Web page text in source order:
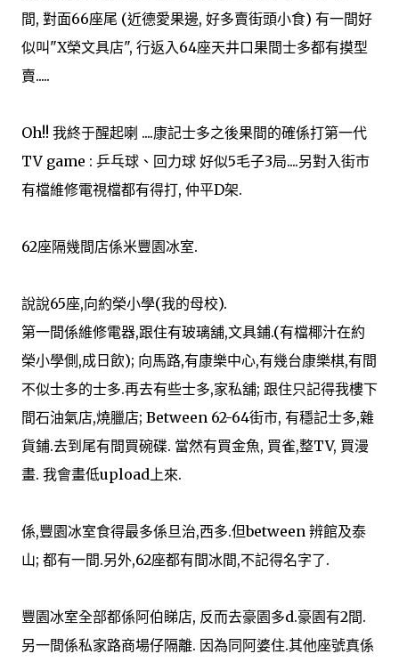
間, 對面66座尾 (近德愛果邊, 好多賣街頭小食) 有一間好
似叫"X榮文具店", 行返入64座天井口果間士多都有摸型
賣.....
Oh!! 我終于醒起喇 ....康記士多之後果間的確係打第一代
TV game : 乒乓球、回力球 好似5毛子3局....另對入街市
有檔維修電視檔都有得打, 仲平D架.
62座隔幾間店係米豐園冰室.
說說65座,向約榮小學(我的母校).
第一間係維修電器,跟住有玻璃舖,文具鋪.(有檔椰汁在約
榮小學側,成日飲); 向馬路,有康樂中心,有幾台康樂棋,有間
不似士多的士多.再去有些士多,家私舖; 跟住只記得我樓下
間石油氣店,燒臘店; Between 62-64街市, 有穩記士多,雜
貨鋪.去到尾有間買碗碟. 當然有買金魚, 買雀,整TV, 買漫
畫. 我會畫低upload上來.
係,豐園冰室食得最多係旦治,西多.但between 辨館及泰
山; 都有一間.另外,62座都有間冰間,不記得名字了.
豐園冰室全部都係阿伯睇店, 反而去豪園多d.豪園有2間.
另一間係私家路商場仔隔離. 因為同阿婆住.其他座號真係